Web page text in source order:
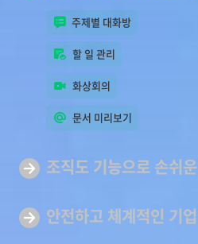
주제별 대화방
할 일 관리
화상회의
문서 미리보기
조직도 기능으로 손쉬운
안전하고 체계적인 기업